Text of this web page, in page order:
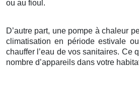
ou au fioul.
D’autre part, une pompe à chaleur
climatisation en période estivale
chauffer l’eau de vos sanitaires. Ce
nombre d’appareils dans votre